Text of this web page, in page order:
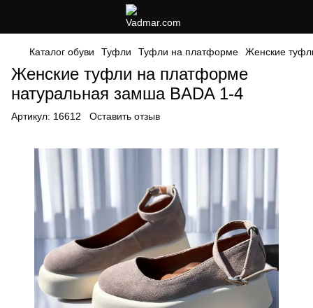
Каталог обуви Туфли Туфли на платформе Женские
Женские туфли на платформе
натуральная замша BADA 1-4
Артикул: 16612 Оставить отзыв